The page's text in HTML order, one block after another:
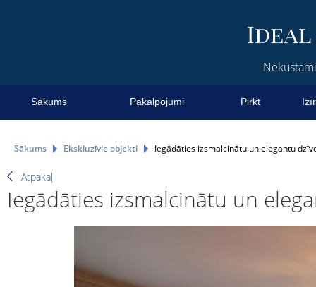
Sākums Pakalpojumi Pirkt
Sākums Ekskluzīvie objekti Iegādāties izsmalcinātu un elegantu
Atpakaļ
Iegādāties izsmalcinātu un